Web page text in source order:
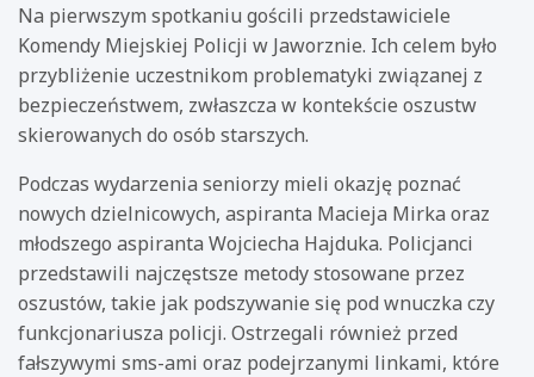
Na pierwszym spotkaniu gościli przedstawiciele
Komendy Miejskiej Policji w Jaworznie. Ich celem było
przybliżenie uczestnikom problematyki związanej z
bezpieczeństwem, zwłaszcza w kontekście oszustw
skierowanych do osób starszych.
Podczas wydarzenia seniorzy mieli okazję poznać
nowych dzielnicowych, aspiranta Macieja Mirka oraz
młodszego aspiranta Wojciecha Hajduka. Policjanci
przedstawili najczęstsze metody stosowane przez
oszustów, takie jak podszywanie się pod wnuczka czy
funkcjonariusza policji. Ostrzegali również przed
fałszywymi sms-ami oraz podejrzanymi linkami, które